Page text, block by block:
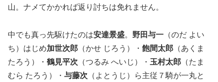
山。ナメてかかれば返り討ちは免れません。
中でも真っ先駆けたのは安達景盛。 野田与一 （のだ よい
ち）はじめ加世次郎 （かせ じろう）・ 飽間太郎 （あくま
たろう）・ 鶴見平次 （つるみ へいじ）・ 玉村太郎 （たま
むら たろう）・ 与藤次 （よとうじ）ら主従７騎が一丸と